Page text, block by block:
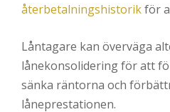
återbetalningshistorikför
Låntagare kan överväga
lånekonsolidering för att
sänka räntorna och
låneprestationen.